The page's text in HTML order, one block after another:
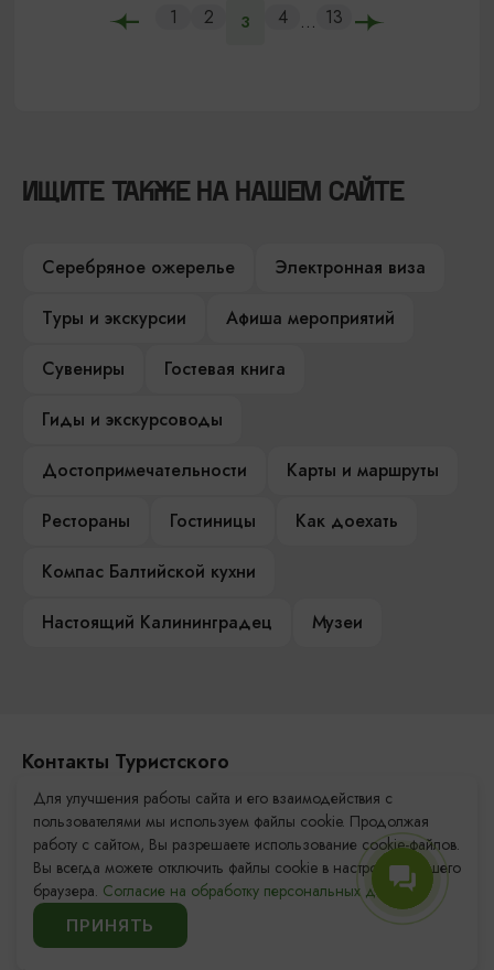
1 2 3 4 ... 13
ИЩИТЕ ТАКЖЕ НА НАШЕМ САЙТЕ
Серебряное ожерелье
Электронная виза
Туры и экскурсии
Афиша мероприятий
Сувениры
Гостевая книга
Гиды и экскурсоводы
Достопримечательности
Карты и маршруты
Рестораны
Гостиницы
Как доехать
Компас Балтийской кухни
Настоящий Калининградец
Музеи
Контакты Туристского
информационного центра
+7 (4012) 555-200
8 (800) 200-55-39
info@visit-kaliningrad.ru
Для улучшения работы сайта и его взаимодействия с
пользователями мы используем файлы cookie. Продолжая
работу с сайтом, Вы разрешаете использование cookie-файлов.
Вы всегда можете отключить файлы cookie в настройках Вашего
браузера. Согласие на обработку персональных данных.
ПРИНЯТЬ